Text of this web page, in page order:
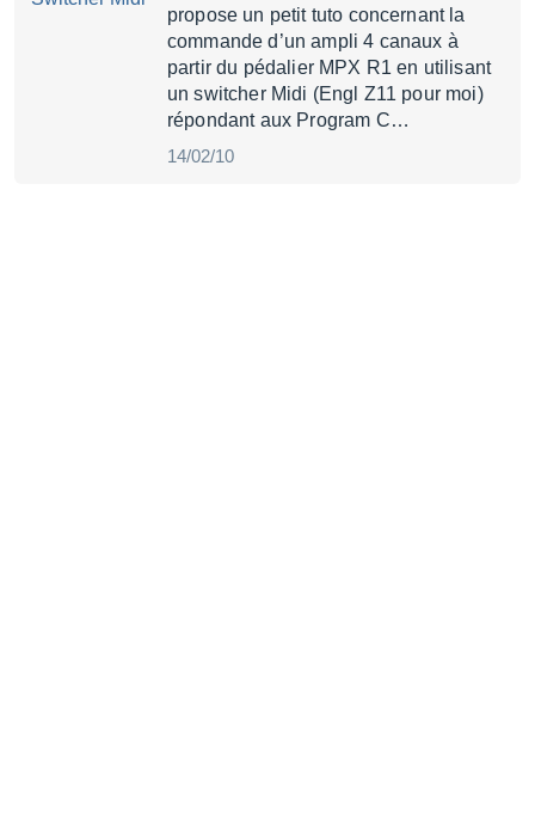
propose un petit tuto concernant la
commande d’un ampli 4 canaux à
partir du pédalier MPX R1 en utilisant
un switcher Midi (Engl Z11 pour moi)
répondant aux Program C…
14/02/10